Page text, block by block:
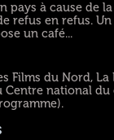
pays à cause de la
refus en refus.
un café...
Films du Nord, La
national du